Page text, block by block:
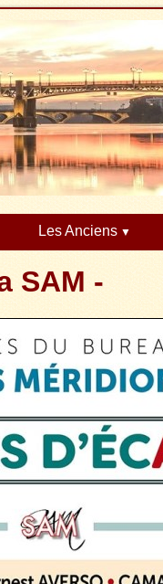
Les Anciens
SAM -